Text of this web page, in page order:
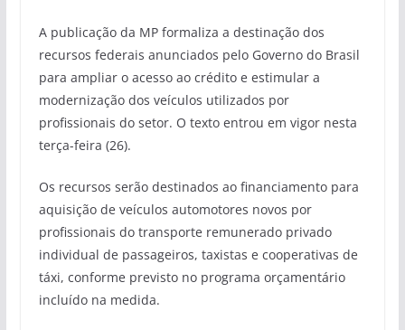
A publicação da MP formaliza a destinação dos
recursos federais anunciados pelo Governo do Brasil
para ampliar o acesso ao crédito e estimular a
modernização dos veículos utilizados por
profissionais do setor. O texto entrou em vigor nesta
terça-feira (26).
Os recursos serão destinados ao financiamento para
aquisição de veículos automotores novos por
profissionais do transporte remunerado privado
individual de passageiros, taxistas e cooperativas de
táxi, conforme previsto no programa orçamentário
incluído na medida.